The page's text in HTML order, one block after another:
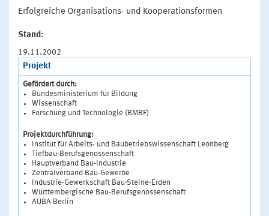
Erfolgreiche Organisations- und Kooperationsformen
Stand:
19.11.2002
Projekt
Gefördert durch:
Bundesministerium für Bildung
Wissenschaft
Forschung und Technologie (BMBF)
Projektdurchführung:
Institut für Arbeits- und Baubetriebswissenschaft Leonberg
Tiefbau-Berufsgenossenschaft
Hauptverband Bau-Industrie
Zentralverband Bau-Gewerbe
Industrie-Gewerkschaft Bau-Steine-Erden
Württembergische Bau-Berufsgenossenschaft
AUBA Berlin